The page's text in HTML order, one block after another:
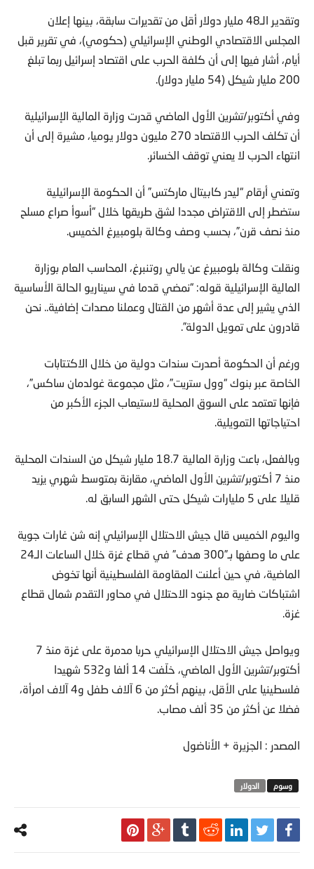
وتقدير الـ48 مليار دولار أقل من تقديرات سابقة، بينها إعلان
المجلس الاقتصادي الوطني الإسرائيلي (حكومي)، في تقرير قبل
أيام، أشار فيها إلى أن كلفة الحرب على اقتصاد إسرائيل ربما تبلغ
200 مليار شيكل (54 مليار دولار).
وفي أكتوبر/تشرين الأول الماضي قدرت وزارة المالية الإسرائيلية
أن تكلف الحرب الاقتصاد 270 مليون دولار يوميا، مشيرة إلى أن
انتهاء الحرب لا يعني توقف الخسائر.
وتعني أرقام “ليدر كابيتال ماركتس” أن الحكومة الإسرائيلية
ستضطر إلى الاقتراض مجددا لشق طريقها خلال “أسوأ صراع مسلح
منذ نصف قرن”، بحسب وصف وكالة بلومبيرغ الخميس.
ونقلت وكالة بلومبيرغ عن يالي روتنبرغ، المحاسب العام بوزارة
المالية الإسرائيلية قوله: “نمضي قدما في سيناريو الحالة الأساسية
الذي يشير إلى عدة أشهر من القتال وعملنا مصدات إضافية.. نحن
قادرون على تمويل الدولة”.
ورغم أن الحكومة أصدرت سندات دولية من خلال الاكتتابات
الخاصة عبر بنوك “وول ستريت”، مثل مجموعة غولدمان ساكس”،
فإنها تعتمد على السوق المحلية لاستيعاب الجزء الأكبر من
احتياجاتها التمويلية.
وبالفعل، باعت وزارة المالية 18.7 مليار شيكل من السندات المحلية
منذ 7 أكتوبر/تشرين الأول الماضي، مقارنة بمتوسط شهري يزيد
قليلا على 5 مليارات شيكل حتى الشهر السابق له.
واليوم الخميس قال جيش الاحتلال الإسرائيلي إنه شن غارات جوية
على ما وصفها بـ”300 هدف” في قطاع غزة خلال الساعات الـ24
الماضية، في حين أعلنت المقاومة الفلسطينية أنها تخوض
اشتباكات ضارية مع جنود الاحتلال في محاور التقدم شمال قطاع
غزة.
ويواصل جيش الاحتلال الإسرائيلي حربا مدمرة على غزة منذ 7
أكتوبر/تشرين الأول الماضي، خلّفت 14 ألفا و532 شهيدا
فلسطينيا على الأقل، بينهم أكثر من 6 آلاف طفل و4 آلاف امرأة،
فضلا عن أكثر من 35 ألف مصاب.
المصدر : الجزيرة + الأناضول
الدولار